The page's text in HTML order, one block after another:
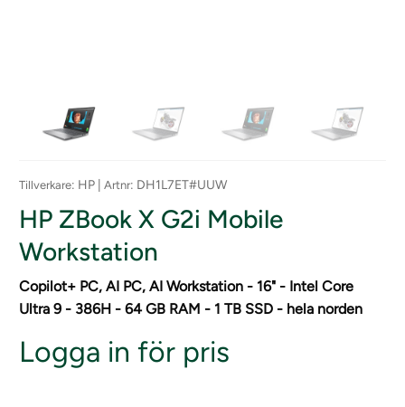
Tillverkare: HP | Artnr: DH1L7ET#UUW
HP ZBook X G2i Mobile
Workstation
Copilot+ PC, AI PC, AI Workstation - 16" - Intel Core
Ultra 9 - 386H - 64 GB RAM - 1 TB SSD - hela norden
Logga in för pris